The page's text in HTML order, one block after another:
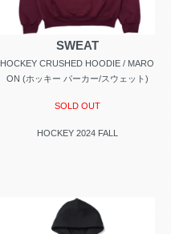
SWEAT
HOCKEY CRUSHED HOODIE / MARO
ON (ホッキー パーカー/スウェット)
SOLD OUT
HOCKEY 2024 FALL